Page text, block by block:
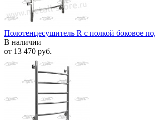
Полотенцесушитель R с полкой боковое
В наличии
от 13 470 руб.